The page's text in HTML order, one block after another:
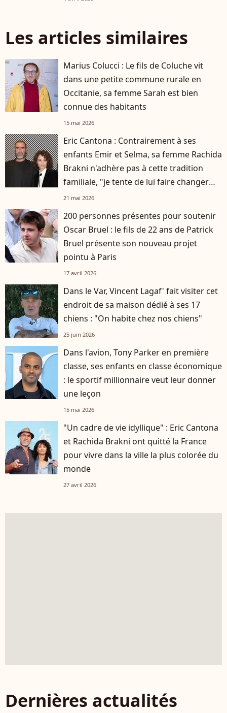
Les articles similaires
Marius Colucci : Le fils de Coluche vit
dans une petite commune rurale en
Occitanie, sa femme Sarah est bien
connue des habitants
15 mai 2026
Eric Cantona : Contrairement à ses
enfants Emir et Selma, sa femme Rachida
Brakni n'adhère pas à cette tradition
familiale, "je tente de lui faire changer
d'avis"
21 mai 2026
200 personnes présentes pour soutenir
Oscar Bruel : le fils de 22 ans de Patrick
Bruel présente son nouveau projet
pointu à Paris
17 avril 2026
Dans le Var, Vincent Lagaf' fait visiter cet
endroit de sa maison dédié à ses 17
chiens : "On habite chez nos chiens"
25 juin 2026
Dans l'avion, Tony Parker en première
classe, ses enfants en classe économique
: le sportif millionnaire veut leur donner
une leçon
15 mai 2026
"Un cadre de vie idyllique" : Eric Cantona
et Rachida Brakni ont quitté la France
pour vivre dans la ville la plus colorée du
monde
27 avril 2026
Dernières actualités